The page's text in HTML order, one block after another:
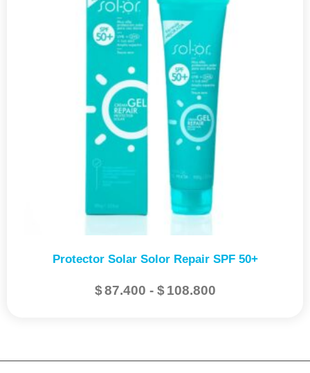
Protector Solar Solor Repair SPF 50+
$87.400 - $ 108.800